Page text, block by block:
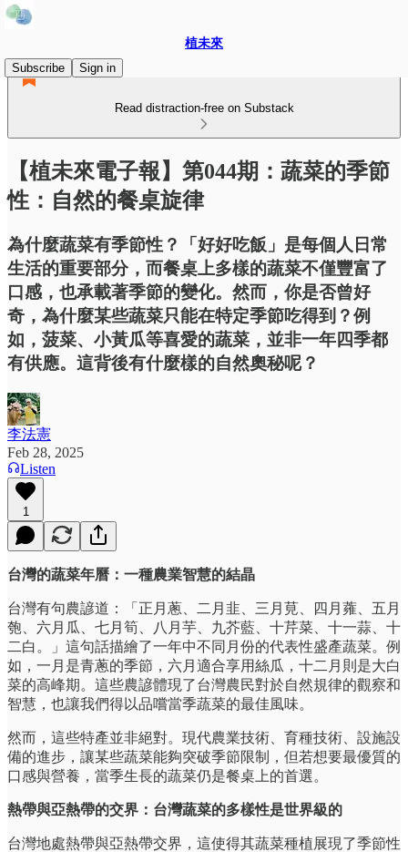
植未來
Subscribe
Sign in
Read distraction-free on Substack
【植未來電子報】第044期：蔬菜的季節
性：自然的餐桌旋律
為什麼蔬菜有季節性？「好好吃飯」是每個人日常
生活的重要部分，而餐桌上多樣的蔬菜不僅豐富了
口感，也承載著季節的變化。然而，你是否曾好
奇，為什麼某些蔬菜只能在特定季節吃得到？例
如，菠菜、小黃瓜等喜愛的蔬菜，並非一年四季都
有供應。這背後有什麼樣的自然奧秘呢？
李法憲
Feb 28, 2025
Listen
1
台灣的蔬菜年曆：一種農業智慧的結晶
台灣有句農諺道：「正月蔥、二月韭、三月莧、四月蕹、五月
匏、六月瓜、七月筍、八月芋、九芥藍、十芹菜、十一蒜、十
二白。」這句話描繪了一年中不同月份的代表性盛產蔬菜。例
如，一月是青蔥的季節，六月適合享用絲瓜，十二月則是大白
菜的高峰期。這些農諺體現了台灣農民對於自然規律的觀察和
智慧，也讓我們得以品嚐當季蔬菜的最佳風味。
然而，這些特產並非絕對。現代農業技術、育種技術、設施設
備的進步，讓某些蔬菜能夠突破季節限制，但若想要最優質的
口感與營養，當季生長的蔬菜仍是餐桌上的首選。
熱帶與亞熱帶的交界：台灣蔬菜的多樣性是世界級的
台灣地處熱帶與亞熱帶交界，這使得其蔬菜種植展現了季節性